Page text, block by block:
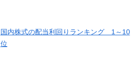
国内株式の配当利回りランキング 1～10
位